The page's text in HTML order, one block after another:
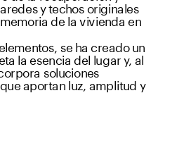
y techos originales
de la vivienda en
la esencia del lugar y, al
soluciones
aportan luz, amplitud y